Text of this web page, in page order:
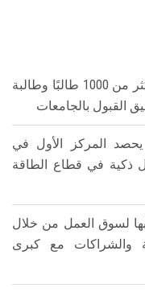
معامل التنسيق الإلكتروني تستقبل أكثر من 1000 طالبًا وطالبة
القبول بالجامعات
المركز الأول في
ذكية في قطاع الطاقة
لسوق العمل من خلال
والشراكات مع كبرى